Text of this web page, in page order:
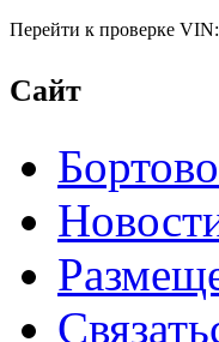
Перейти к проверке VIN:
Сайт